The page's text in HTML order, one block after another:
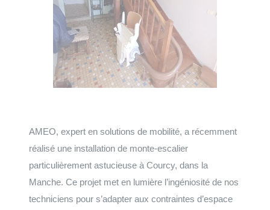
AMEO, expert en solutions de mobilité, a récemment
réalisé une installation de monte-escalier
particulièrement astucieuse à Courcy, dans la
Manche. Ce projet met en lumière l’ingéniosité de nos
techniciens pour s’adapter aux contraintes d’espace